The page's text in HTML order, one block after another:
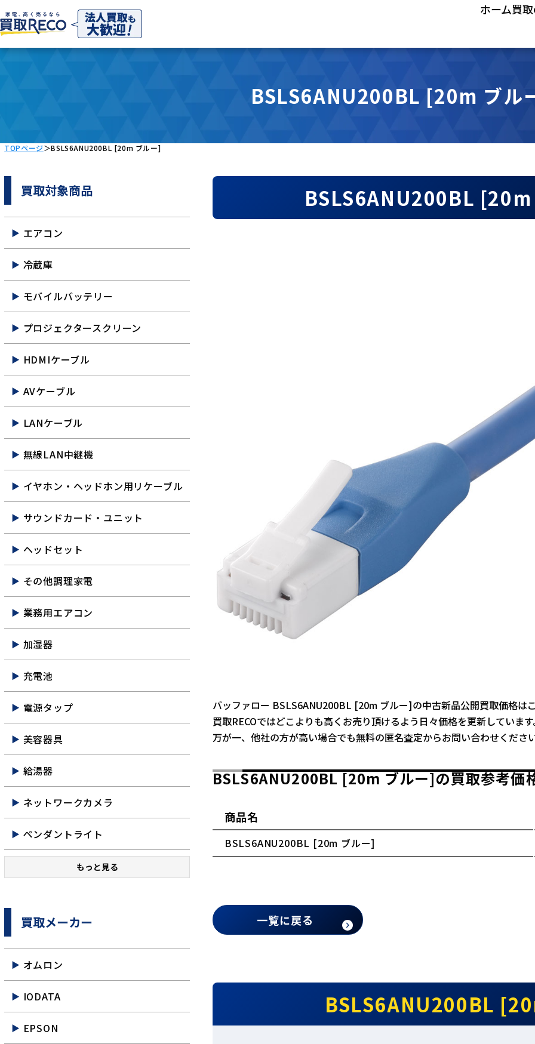
ホーム買
BSLS6ANU200BL [20m ブル
TOPページ＞BSLS6ANU200BL [20m ブルー]
BSLS6ANU200BL
バッファロー BSLS6ANU200BL [20m ブルー]の中古新品公開買取価格はこ
買取RECOではどこよりも高くお売り頂けるよう日々価格を更新しています
万が一、他社の方が高い場合でも無料の匿名査定からお問い合わせください
BSLS6ANU200BL [20m ブルー]の買取参考価
商品名
BSLS6ANU200BL [20m ブルー]
一覧に戻る
BSLS6ANU200BL
買取対象商品
エアコン
冷蔵庫
モバイルバッテリー
プロジェクタースクリーン
HDMIケーブル
AVケーブル
LANケーブル
無線LAN中継機
イヤホン・ヘッドホン用リケーブル
サウンドカード・ユニット
ヘッドセット
その他調理家電
業務用エアコン
加湿器
充電池
電源タップ
美容器具
給湯器
ネットワークカメラ
ペンダントライト
もっと見る
買取メーカー
オムロン
IODATA
EPSON